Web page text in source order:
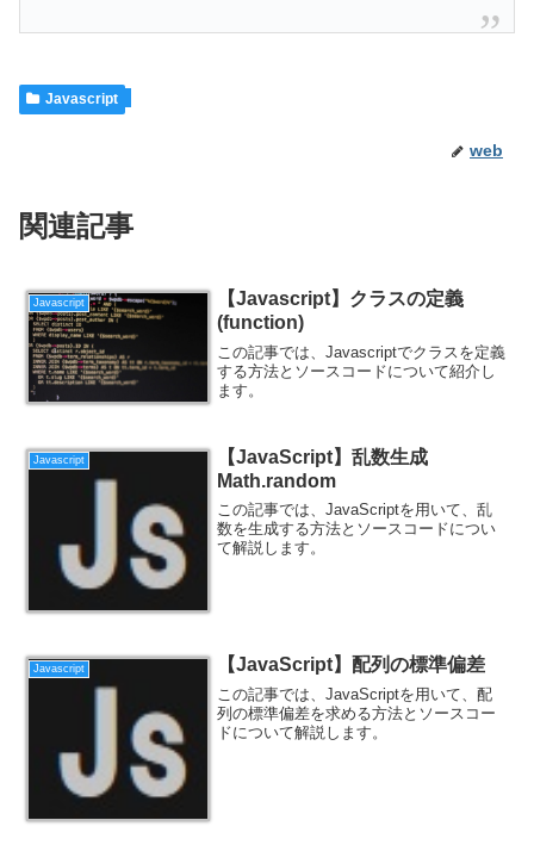
Javascript
web
関連記事
Javascript
【Javascript】クラスの定義
(function)
この記事では、Javascriptでクラスを定義
する方法とソースコードについて紹介し
ます。
Javascript
【JavaScript】乱数生成
Math.random
この記事では、JavaScriptを用いて、乱
数を生成する方法とソースコードについ
て解説します。
Javascript 【JavaScript】配列の標準偏差
この記事では、JavaScriptを用いて、配
列の標準偏差を求める方法とソースコー
ドについて解説します。